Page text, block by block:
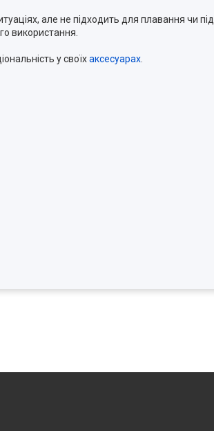
але не підходить для плавання чи
використання.
у своїхаксесуарах